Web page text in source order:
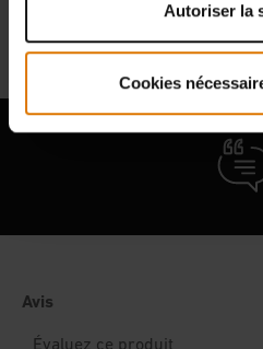
Autoriser la
Cookies
Informations